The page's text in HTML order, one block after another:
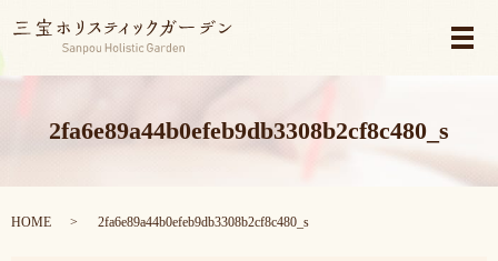
メ
2fa6e89a44b0efeb9db3308b2cf8c480_s
HOME 2fa6e89a44b0efeb9db3308b2cf8c480_s